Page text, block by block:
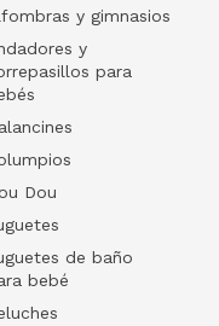
y gimnasios
y
para
Dou
de baño
bebé